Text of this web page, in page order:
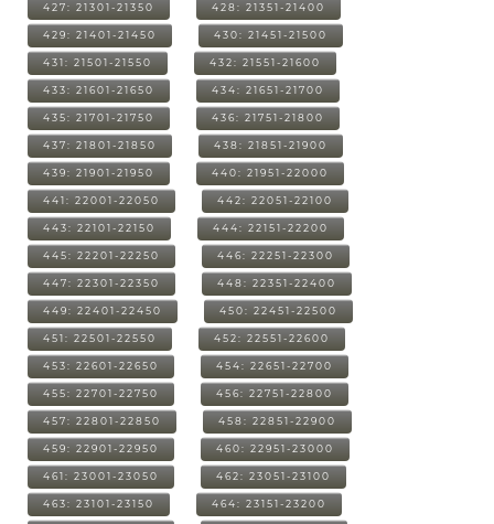
427: 21301-21350 428: 21351-21400
429: 21401-21450 430: 21451-21500
431: 21501-21550 432: 21551-21600
433: 21601-21650 434: 21651-21700
435: 21701-21750 436: 21751-21800
437: 21801-21850 438: 21851-21900
439: 21901-21950 440: 21951-22000
441: 22001-22050 442: 22051-22100
443: 22101-22150 444: 22151-22200
445: 22201-22250 446: 22251-22300
447: 22301-22350 448: 22351-22400
449: 22401-22450 450: 22451-22500
451: 22501-22550 452: 22551-22600
453: 22601-22650 454: 22651-22700
455: 22701-22750 456: 22751-22800
457: 22801-22850 458: 22851-22900
459: 22901-22950 460: 22951-23000
461: 23001-23050 462: 23051-23100
463: 23101-23150 464: 23151-23200